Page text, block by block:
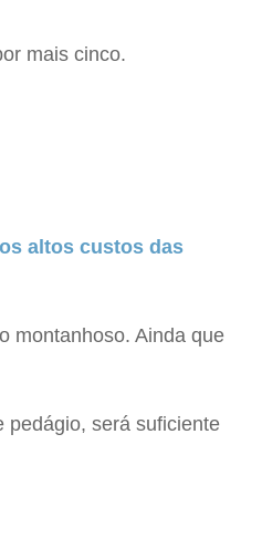
mais cinco.
altos custos das
montanhoso. Ainda que
pedágio, será suficiente